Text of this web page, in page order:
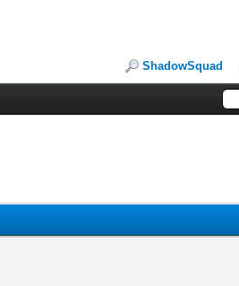
ShadowSquad